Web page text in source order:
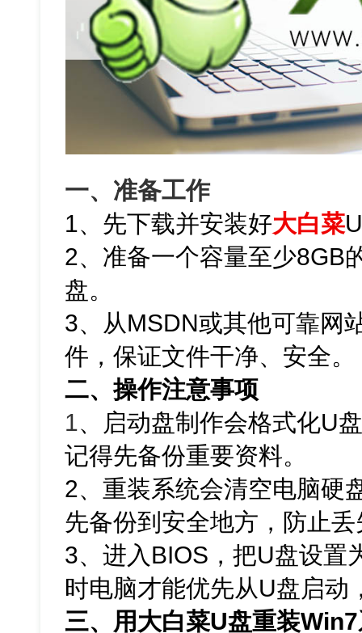
一、准备工作
1、先下载并安装好大白菜
2、准备一个容量至少8GB
盘。
3、从MSDN或其他可靠网
件，保证文件干净、安全。
二、操作注意事项
1、
启动盘制作会格式化U
记得先备份重要资料。
2、重装系统会清空电脑硬
先备份到安全地方，防止丢
3、进入BIOS，把U盘设置
时电脑才能优先从U盘启动
三、用大白菜U盘重装